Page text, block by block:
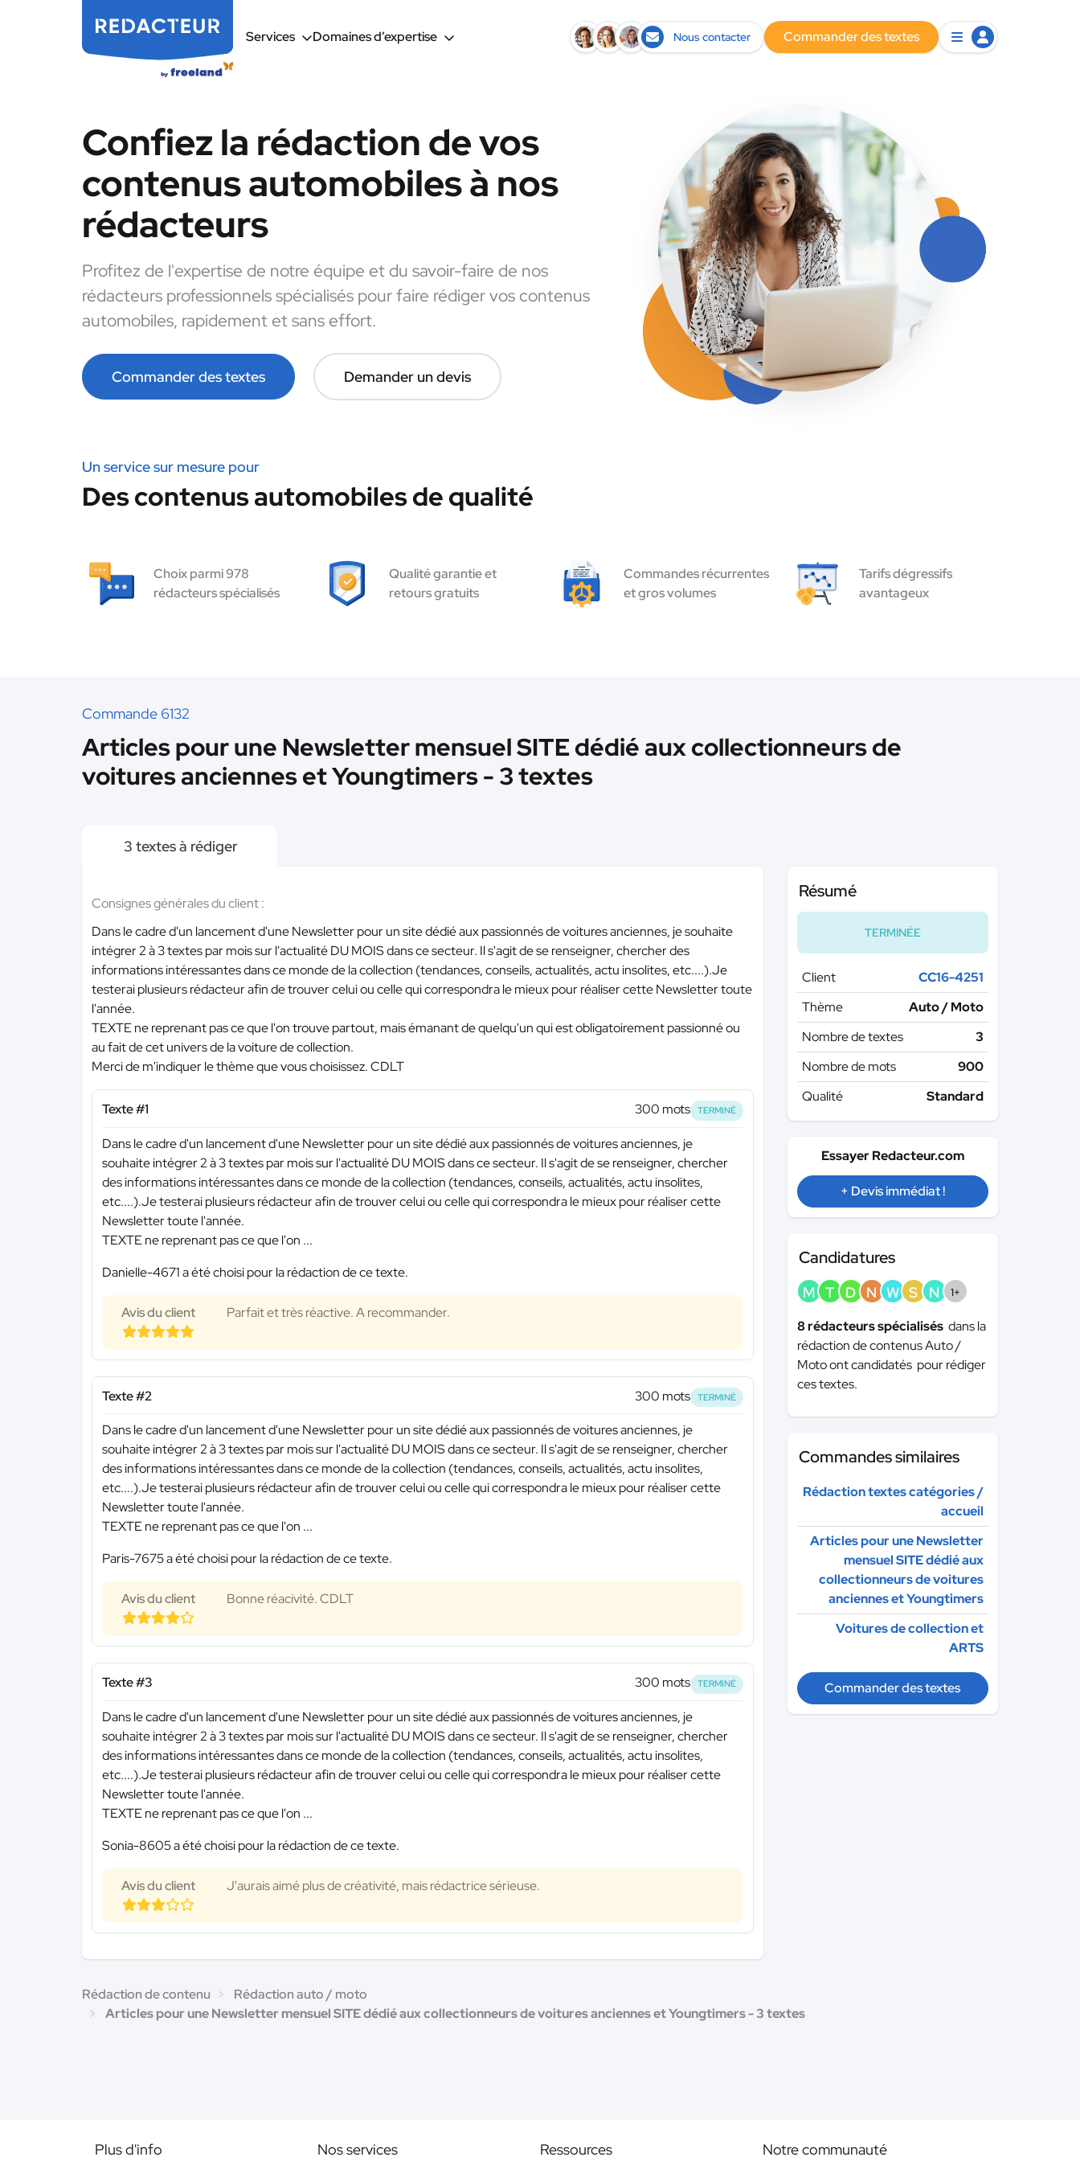
Services Domaines d’expertise Nous contacter Commander des textes
Confiez la rédaction de vos
contenus automobiles à nos
rédacteurs
Profitez de l'expertise de notre équipe et du savoir-faire de nos
rédacteurs professionnels spécialisés pour faire rédiger vos contenus
automobiles, rapidement et sans effort.
Commander des textes Demander un devis
Un service sur mesure pour
Des contenus automobiles de qualité
Choix parmi 978
rédacteurs spécialisés
Qualité garantie et
retours gratuits
Commandes récurrentes
et gros volumes
Tarifs dégressifs
avantageux
Commande 6132
Articles pour une Newsletter mensuel SITE dédié aux collectionneurs de
voitures anciennes et Youngtimers - 3 textes
3 textes à rédiger
Consignes générales du client :
Dans le cadre d'un lancement d'une Newsletter pour un site dédié aux passionnés de voitures anciennes, je souhaite
intégrer 2 à 3 textes par mois sur l'actualité DU MOIS dans ce secteur. Il s'agit de se renseigner, chercher des
informations intéressantes dans ce monde de la collection (tendances, conseils, actualités, actu insolites, etc....).Je
testerai plusieurs rédacteur afin de trouver celui ou celle qui correspondra le mieux pour réaliser cette Newsletter toute
l'année.
TEXTE ne reprenant pas ce que l'on trouve partout, mais émanant de quelqu'un qui est obligatoirement passionné ou
au fait de cet univers de la voiture de collection.
Merci de m'indiquer le thème que vous choisissez. CDLT
Texte #1 300 mots TERMINÉ
Dans le cadre d'un lancement d'une Newsletter pour un site dédié aux passionnés de voitures anciennes, je
souhaite intégrer 2 à 3 textes par mois sur l'actualité DU MOIS dans ce secteur. Il s'agit de se renseigner, chercher
des informations intéressantes dans ce monde de la collection (tendances, conseils, actualités, actu insolites,
etc....).Je testerai plusieurs rédacteur afin de trouver celui ou celle qui correspondra le mieux pour réaliser cette
Newsletter toute l'année.
TEXTE ne reprenant pas ce que l'on ...
Danielle-4671 a été choisi pour la rédaction de ce texte.
Avis du client Parfait et très réactive. A recommander.
Texte #2 300 mots TERMINÉ
Dans le cadre d'un lancement d'une Newsletter pour un site dédié aux passionnés de voitures anciennes, je
souhaite intégrer 2 à 3 textes par mois sur l'actualité DU MOIS dans ce secteur. Il s'agit de se renseigner, chercher
des informations intéressantes dans ce monde de la collection (tendances, conseils, actualités, actu insolites,
etc....).Je testerai plusieurs rédacteur afin de trouver celui ou celle qui correspondra le mieux pour réaliser cette
Newsletter toute l'année.
TEXTE ne reprenant pas ce que l'on ...
Paris-7675 a été choisi pour la rédaction de ce texte.
Avis du client Bonne réacivité. CDLT
Texte #3 300 mots TERMINÉ
Dans le cadre d'un lancement d'une Newsletter pour un site dédié aux passionnés de voitures anciennes, je
souhaite intégrer 2 à 3 textes par mois sur l'actualité DU MOIS dans ce secteur. Il s'agit de se renseigner, chercher
des informations intéressantes dans ce monde de la collection (tendances, conseils, actualités, actu insolites,
etc....).Je testerai plusieurs rédacteur afin de trouver celui ou celle qui correspondra le mieux pour réaliser cette
Newsletter toute l'année.
TEXTE ne reprenant pas ce que l'on ...
Sonia-8605 a été choisi pour la rédaction de ce texte.
Avis du client J'aurais aimé plus de créativité, mais rédactrice sérieuse.
Résumé
TERMINÉE
Client
CC16-4251
Thème
Auto / Moto
Nombre de textes
3
Nombre de mots
900
Qualité
Standard
Essayer Redacteur.com
+ Devis immédiat !
Candidatures
M T D N W S N 1+
8 rédacteurs spécialisés dans la
rédaction de contenus Auto /
Moto ont candidatés pour rédiger
ces textes.
Commandes similaires
Rédaction textes catégories /
accueil
Articles pour une Newsletter
mensuel SITE dédié aux
collectionneurs de voitures
anciennes et Youngtimers
Voitures de collection et
ARTS
Commander des textes
Rédaction de contenu
Rédaction auto / moto
Articles pour une Newsletter mensuel SITE dédié aux collectionneurs de voitures anciennes et Youngtimers - 3 textes
Plus d'info Nos services Ressources Notre communauté